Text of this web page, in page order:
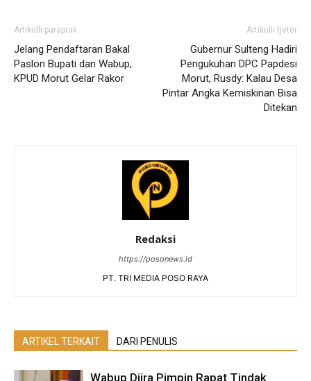
Artikulli paraprak
Jelang Pendaftaran Bakal
Paslon Bupati dan Wabup,
KPUD Morut Gelar Rakor
Artikulli tjetër
Gubernur Sulteng Hadiri
Pengukuhan DPC Papdesi
Morut, Rusdy: Kalau Desa
Pintar Angka Kemiskinan Bisa
Ditekan
Redaksi
https://posonews.id
PT. TRI MEDIA POSO RAYA
ARTIKEL TERKAIT DARI PENULIS
Wabup Djira Pimpin Rapat Tindak